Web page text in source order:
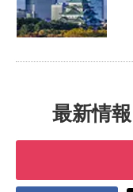
最新情